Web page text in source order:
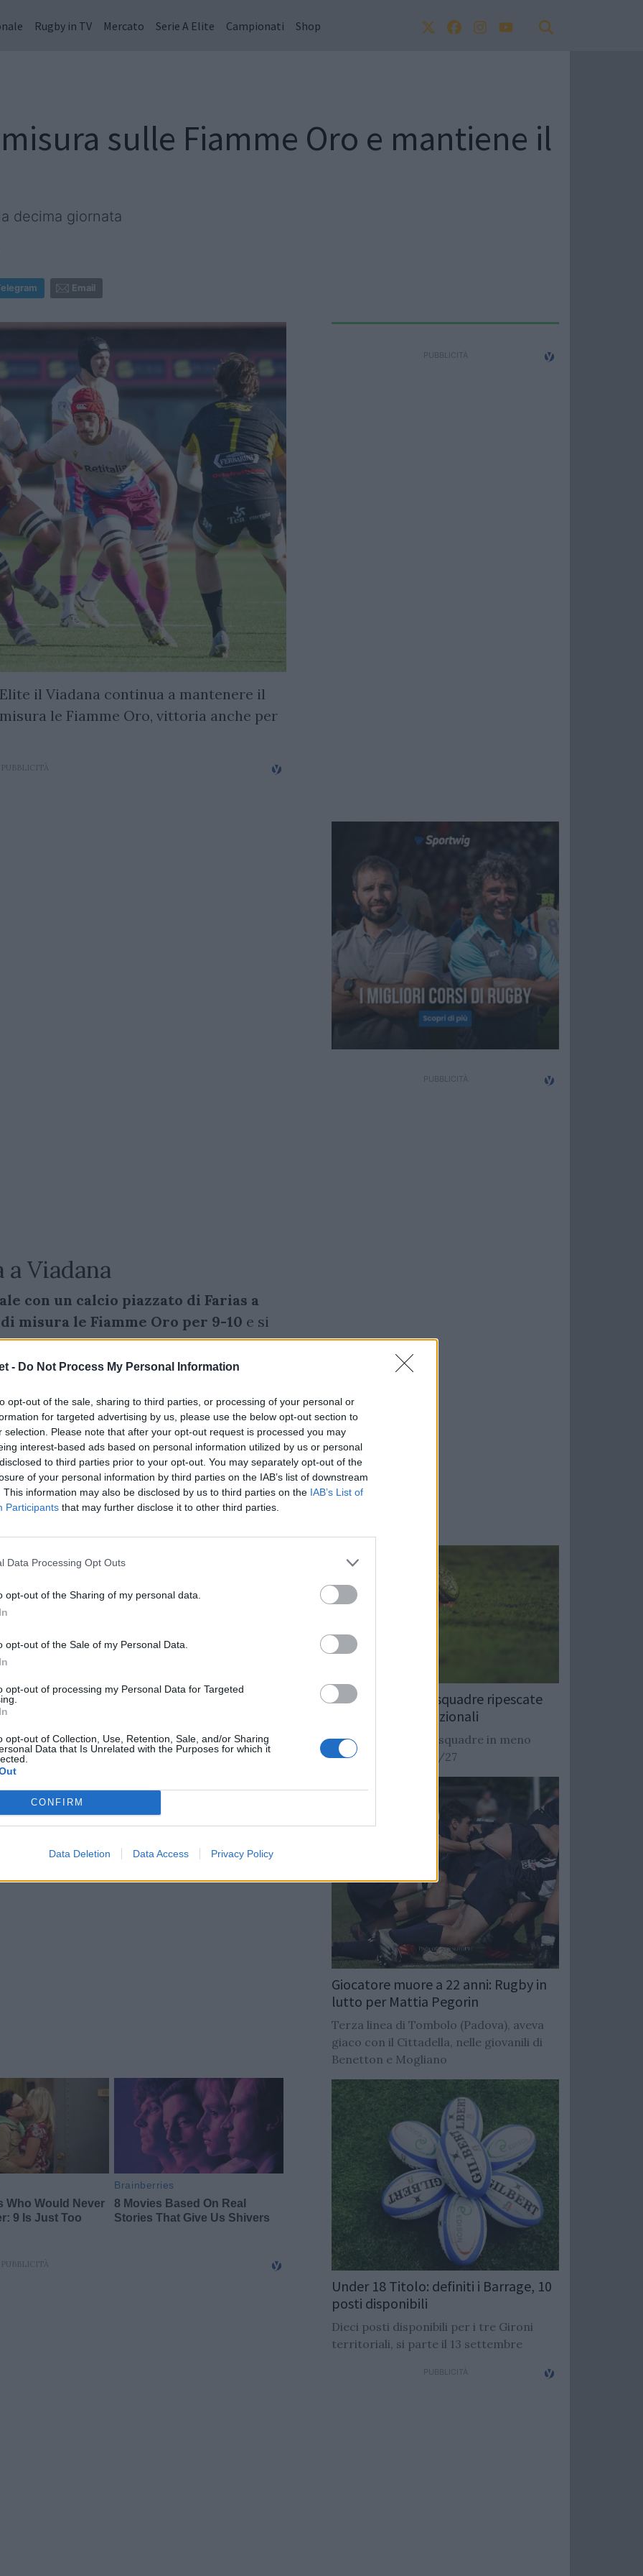
- Do Not Process My Personal Information
opt-out of the sale, sharing to third parties, or processing of your personal or
for targeted advertising by us, please use the below opt-out section to
selection. Please note that after your opt-out request is processed you may
interest-based ads based on personal information utilized by us or personal
to third parties prior to your opt-out. You may separately opt-out of the
of your personal information by third parties on the IAB’s list of downstream
This information may also be disclosed by us to third parties on the IAB’s List of
Participants that may further disclose it to other third parties.
Data Processing Opt Outs
opt-out of the Sharing of my personal data.
opt-out of the Sale of my Personal Data.
opt-out of processing my Personal Data for Targeted
opt-out of Collection, Use, Retention, Sale, and/or Sharing
Data that Is Unrelated with the Purposes for which it
CONFIRM
Data Deletion Data Access Privacy Policy
Rugby in TV Mercato Serie A Elite Campionati Shop
sulle Fiamme Oro e mantiene il
decima giornata
Email
il Viadana continua a mantenere il
le Fiamme Oro, vittoria anche per
Viadana
con un calcio piazzato di Farias a
misura le Fiamme Oro per 9-10 e si
della Serie A Elite Maschile nella
la prima del girone di ritorno. Per
il vantaggio nel secondo
poi il piazzato di Farias
tra ilMogliano Veneto Rugby e l’HBS
Umberto Casellato inanellano il
20-14 l’HBS Colorno:
ormai scaduto riesce ad evitare il
Rugby: Record di squadre ripescate
nei campionati nazionali
Si stimano oltre 20 squadre in meno
dalla stagione 2026/27
Giocatore muore a 22 anni: Rugby in
lutto per Mattia Pegorin
Terza linea di Tombolo (Padova), aveva
giaco con il Cittadella, nelle giovanili di
Benetton e Mogliano
Under 18 Titolo: definiti i Barrage, 10
posti disponibili
Dieci posti disponibili per i tre Gironi
territoriali, si parte il 13 settembre